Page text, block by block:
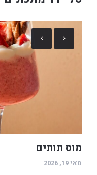
מוס תותים
מאי 19, 2026